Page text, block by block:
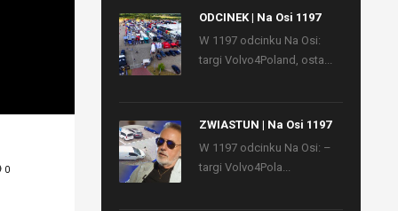
0
ODCINEK | Na Osi 1197
W 1197 odcinku Na Osi:
targi Volvo4Poland, osta...
ZWIASTUN | Na Osi 1197
W 1197 odcinku Na Osi: –
targi Volvo4Pola...